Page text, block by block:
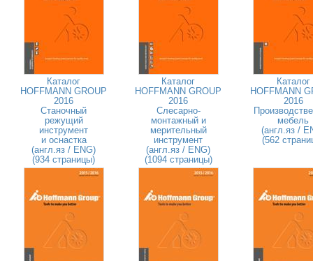
Каталог
HOFFMANN GROUP
2016
Станочный
режущий
инструмент
и оснастка
(англ.яз / ENG)
(934 страницы)
Каталог
HOFFMANN GROUP
2016
Слесарно-
монтажный и
мерительный
инструмент
(англ.яз / ENG)
(1094 страницы)
Каталог
HOFFMANN
2016
мебель
(англ.яз /
(562